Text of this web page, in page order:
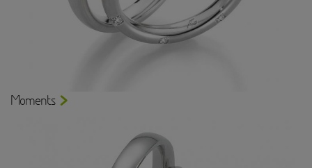
Moments